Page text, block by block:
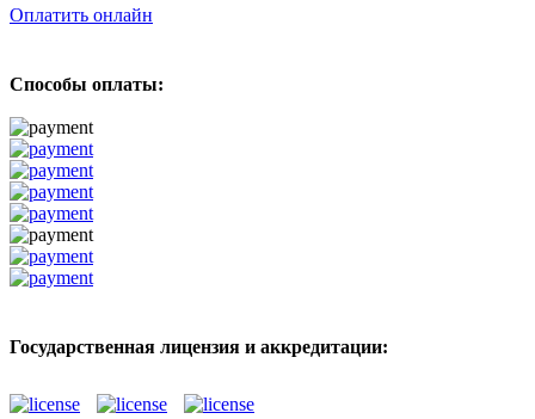
Оплатить онлайн
Способы оплаты:
Государственная лицензия и аккредитации: